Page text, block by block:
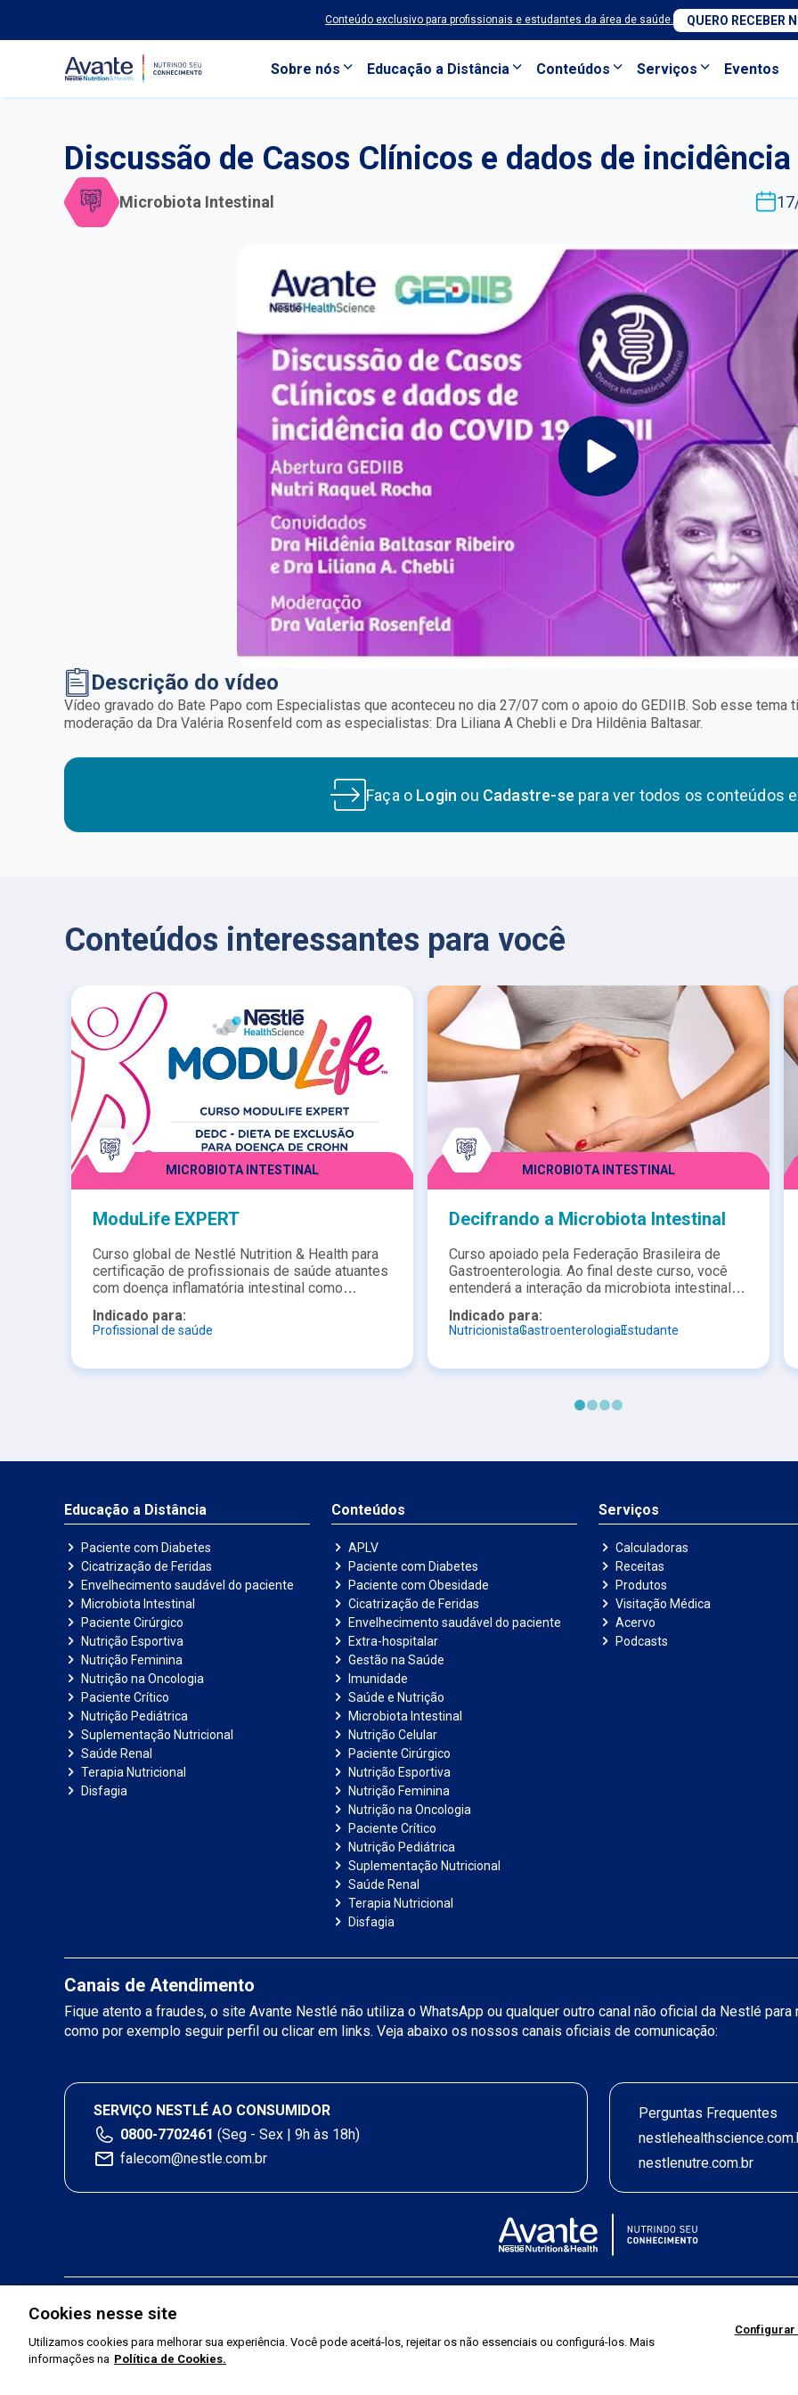
Conteúdo exclusivo para profissionais e estudantes da área de saúde. QUERO RECEBER
Sobre nós Educação a Distância Conteúdos Serviços Eventos
Discussão de Casos Clínicos e dados de
Microbiota Intestinal
Descrição do vídeo
Vídeo gravado do Bate Papo com Especialistas que aconteceu no dia 27/07 com o apoio do GEDIIB. Sob esse tema
moderação da Dra Valéria Rosenfeld com as especialistas: Dra Liliana A Chebli e Dra Hildênia Baltasar.
Faça o Login ou Cadastre-se para ver todos os conteúdos
Conteúdos interessantes para você
MICROBIOTA INTESTINAL
ModuLife EXPERT
Curso global de Nestlé Nutrition & Health para
certificação de profissionais de saúde atuantes
com doença inflamatória intestinal como
possível incluir pacientes no APP ModuLife
para melhor manejo e controle junto ao paciente
princípios da DEDC -Dieta de Exclusão para
Indicado para:
Profissional de saúde
MICROBIOTA INTESTINAL
Decifrando a Microbiota Intestinal
Curso apoiado pela Federação Brasileira de
Gastroenterologia. Ao final deste curso, você
entenderá a interação da microbiota intestinal
doenças digestivas; seu impacto na inflamação
e imunidade; e a importância de condutas que
saudável.
Indicado para:
NutricionistaGastroenterologiaEstudante
Educação a Distância
Paciente com Diabetes
Cicatrização de Feridas
Envelhecimento saudável do paciente
Microbiota Intestinal
Paciente Cirúrgico
Nutrição Esportiva
Nutrição Feminina
Nutrição na Oncologia
Paciente Crítico
Nutrição Pediátrica
Suplementação Nutricional
Saúde Renal
Terapia Nutricional
Disfagia
Conteúdos
APLV
Paciente com Diabetes
Paciente com Obesidade
Cicatrização de Feridas
Envelhecimento saudável do paciente
Extra-hospitalar
Gestão na Saúde
Imunidade
Saúde e Nutrição
Microbiota Intestinal
Nutrição Celular
Paciente Cirúrgico
Nutrição Esportiva
Nutrição Feminina
Nutrição na Oncologia
Paciente Crítico
Nutrição Pediátrica
Suplementação Nutricional
Saúde Renal
Terapia Nutricional
Disfagia
Serviços
Calculadoras
Receitas
Produtos
Visitação Médica
Acervo
Podcasts
Canais de Atendimento
Fique atento a fraudes, o site Avante Nestlé não utiliza o WhatsApp ou qualquer outro canal não oficial da Nestlé
como por exemplo seguir perfil ou clicar em links. Veja abaixo os nossos canais oficiais de comunicação:
SERVIÇO NESTLÉ AO CONSUMIDOR
0800-7702461 (Seg - Sex | 9h às 18h)
falecom@nestle.com.br
Perguntas Frequentes
nestlenutre.com.br
Cookies nesse site
Utilizamos cookies para melhorar sua experiência. Você pode aceitá-los, rejeitar os não essenciais ou configurá-los. Mais
informações na Política de Cookies.
Configurar